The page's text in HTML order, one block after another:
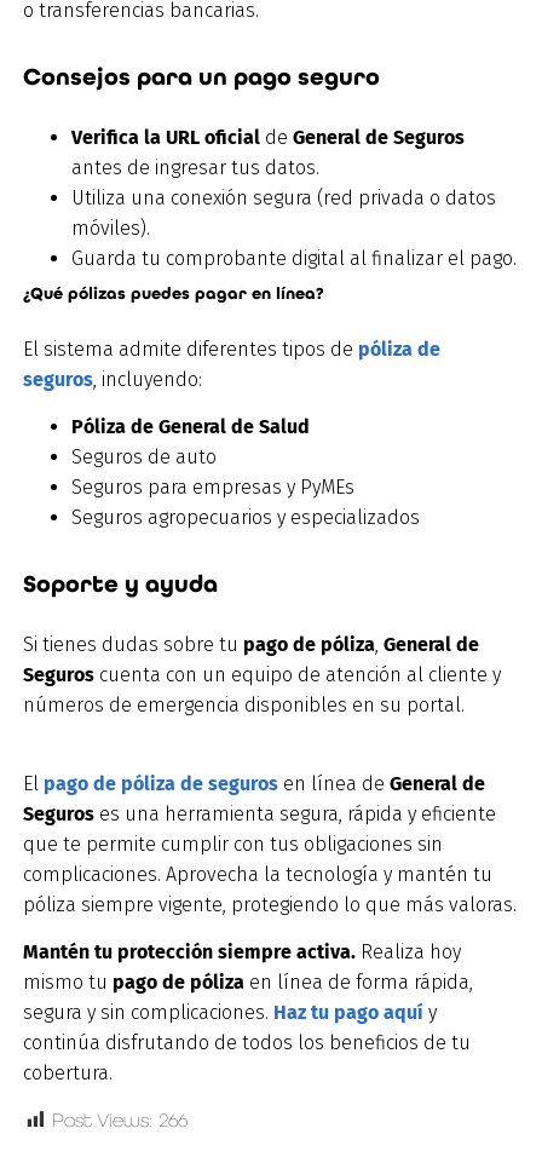
o transferencias bancarias.
Consejos para un pago seguro
Verifica la URL oficial de General de Seguros
antes de ingresar tus datos.
Utiliza una conexión segura (red privada o datos
móviles).
Guarda tu comprobante digital al finalizar el pago.
¿Qué pólizas puedes pagar en línea?
El sistema admite diferentes tipos de póliza de
seguros, incluyendo:
Póliza de General de Salud
Seguros de auto
Seguros para empresas y PyMEs
Seguros agropecuarios y especializados
Soporte y ayuda
Si tienes dudas sobre tu pago de póliza, General de
Seguros cuenta con un equipo de atención al cliente y
números de emergencia disponibles en su portal.
El pago de póliza de seguros en línea de General de
Seguros es una herramienta segura, rápida y eficiente
que te permite cumplir con tus obligaciones sin
complicaciones. Aprovecha la tecnología y mantén tu
póliza siempre vigente, protegiendo lo que más valoras.
Mantén tu protección siempre activa. Realiza hoy
mismo tu pago de póliza en línea de forma rápida,
segura y sin complicaciones. Haz tu pago aquí y
continúa disfrutando de todos los beneficios de tu
cobertura.
Post Views: 266